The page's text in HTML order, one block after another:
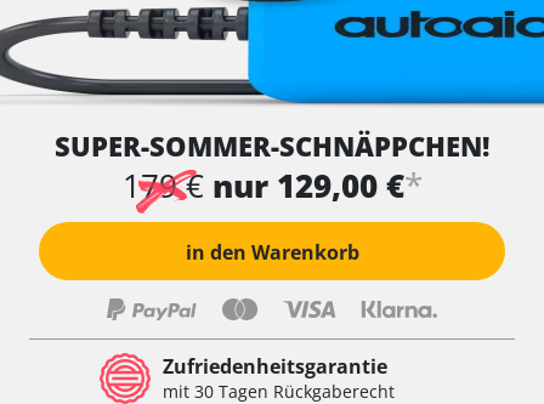
SUPER-SOMMER-SCHNÄPPCHEN!
179 € nur 129,00 €*
in den Warenkorb
Zufriedenheitsgarantie
mit 30 Tagen Rückgaberecht